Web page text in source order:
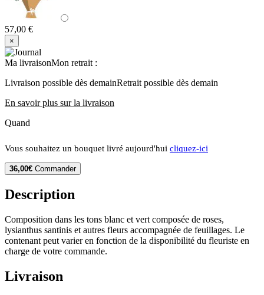
57,00 €
×
Ma livraisonMon retrait :
Livraison possible dès demainRetrait possible dès demain
En savoir plus sur la livraison
Quand
Vous souhaitez un bouquet livré aujourd'hui cliquez-ici
36,00€ Commander
Description
Composition dans les tons blanc et vert composée de roses,
lysianthus santinis et autres fleurs accompagnée de feuillages. Le
contenant peut varier en fonction de la disponibilité du fleuriste en
charge de votre commande.
Livraison